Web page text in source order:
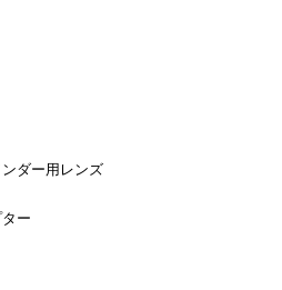
ダー用レンズ
ー